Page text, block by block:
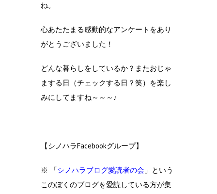
ね。
心あたたまる感動的なアンケートをあり
がとうございました！
どんな暮らしをしているか？またおじゃ
まする日（チェックする日？笑）を楽し
みにしてますね～～～♪
【シノハラFacebookグループ】
※ 「シノハラブログ愛読者の会 」という
このぼくのブログを愛読している方が集